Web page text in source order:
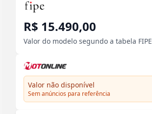
R$ 15.490,00
Valor do modelo segundo a tabela FIPE
Valor não disponível
Sem anúncios para referência